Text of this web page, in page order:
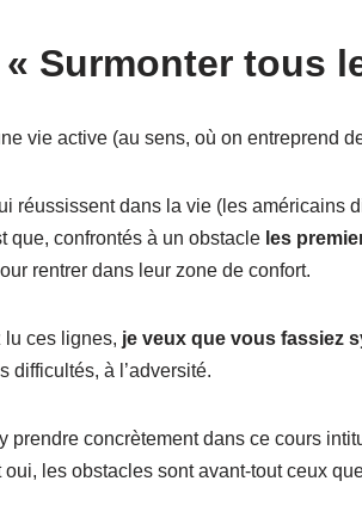
Surmonter tous
vie active (au sens, où on entreprend
réussissent dans la vie (les américains
que, confrontés à un obstacle les
rentrer dans leur zone de confort.
lu ces lignes, je veux que vous fassiez
difficultés, à l’adversité.
prendre concrètement dans ce cours
oui, les obstacles sont avant-tout ceux